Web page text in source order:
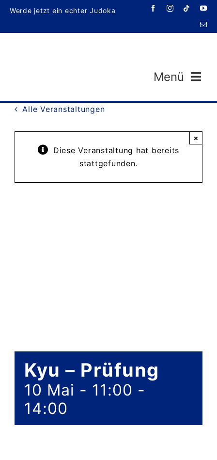
Zum
springen
Werde jetzt ein echter Judoka
Menü
nach:
Alle Veranstaltungen
Diese Veranstaltung hat bereits
stattgefunden.
×
Kyu – Prüfung
10 Mai - 11:00 -
14:00